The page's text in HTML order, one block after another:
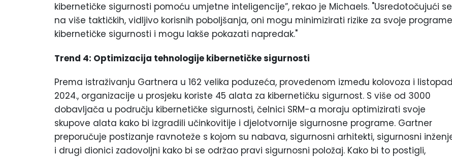
kibernetičke sigurnosti pomoću umjetne inteligencije”, rekao je Michaels. "Usredotočujući se
na više taktičkih, vidljivo korisnih poboljšanja, oni mogu minimizirati rizike za svoje programe
kibernetičke sigurnosti i mogu lakše pokazati napredak."
Trend 4: Optimizacija tehnologije kibernetičke sigurnosti
Prema istraživanju Gartnera u 162 velika poduzeća, provedenom između kolovoza i
2024., organizacije u prosjeku koriste 45 alata za kibernetičku sigurnost. S više od 3000
dobavljača u području kibernetičke sigurnosti, čelnici SRM-a moraju optimizirati svoje
skupove alata kako bi izgradili učinkovitije i djelotvornije sigurnosne programe. Gartner
preporučuje postizanje ravnoteže s kojom su nabava, sigurnosni arhitekti, sigurnosni
i drugi dionici zadovoljni kako bi se održao pravi sigurnosni položaj. Kako bi to postigli,